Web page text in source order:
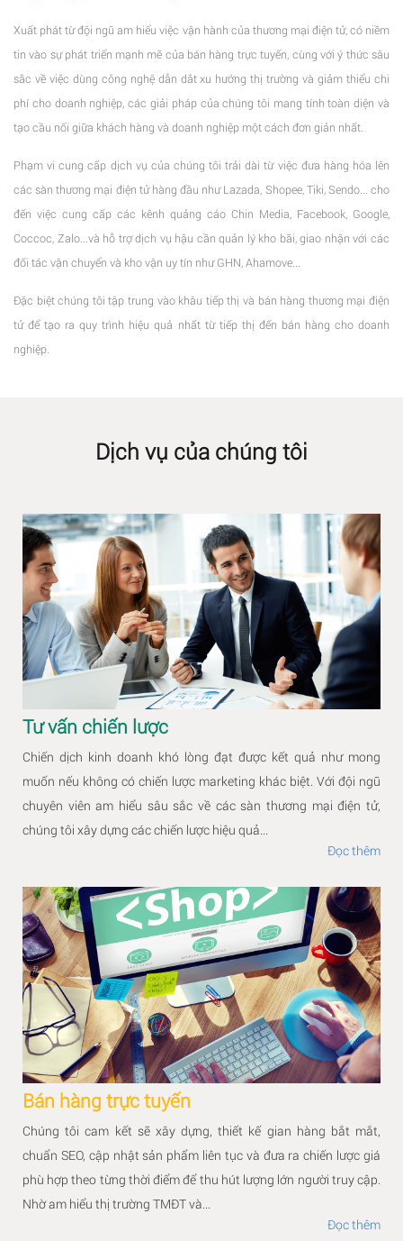
Includes To Bodyoption to true.
Xuất phát từ đội ngũ am hiểu việc vận hành của thương mại điện tử, có niềm
tin vào sự phát triển mạnh mẽ của bán hàng trực tuyến, cùng với ý thức sâu
sắc về việc dùng công nghệ dẫn dắt xu hướng thị trường và giảm thiểu chi
phí cho doanh nghiệp, các giải pháp của chúng tôi mang tính toàn diện và
tạo cầu nối giữa khách hàng và doanh nghiệp một cách đơn giản nhất.
Phạm vi cung cấp dịch vụ của chúng tôi trải dài từ việc đưa hàng hóa lên
các sàn thương mại điện tử hàng đầu như Lazada, Shopee, Tiki, Sendo... cho
đến việc cung cấp các kênh quảng cáo Chin Media, Facebook, Google,
Coccoc, Zalo...và hỗ trợ dịch vụ hậu cần quản lý kho bãi, giao nhận với các
đối tác vận chuyển và kho vận uy tín như GHN, Ahamove...
Đặc biệt chúng tôi tập trung vào khâu tiếp thị và bán hàng thương mại điện
tử để tạo ra quy trình hiệu quả nhất từ tiếp thị đến bán hàng cho doanh
nghiệp.
Dịch vụ của chúng tôi
Tư vấn chiến lược
Chiến dịch kinh doanh khó lòng đạt được kết quả như mong
muốn nếu không có chiến lược marketing khác biệt. Với đội ngũ
chuyên viên am hiểu sâu sắc về các sàn thương mại điện tử,
chúng tôi xây dựng các chiến lược hiệu quả...
Đọc thêm
Bán hàng trực tuyến
Chúng tôi cam kết sẽ xây dựng, thiết kế gian hàng bắt mắt,
chuẩn SEO, cập nhật sản phẩm liên tục và đưa ra chiến lược giá
phù hợp theo từng thời điểm để thu hút lượng lớn người truy cập.
Nhờ am hiểu thị trường TMĐT và...
Đọc thêm